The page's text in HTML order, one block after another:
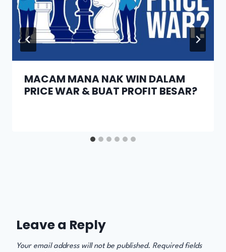
MACAM MANA NAK WIN DALAM
PRICE WAR & BUAT PROFIT BESAR?
Leave a Reply
Your email address will not be published. Required fields